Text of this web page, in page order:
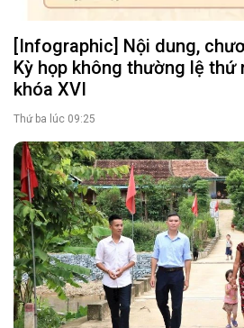
[Infographic] Nội dung,
Kỳ họp không thường lệ thứ
khóa XVI
Thứ ba lúc 09:25